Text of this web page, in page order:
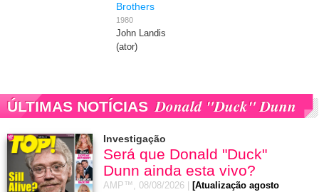
Brothers
1980
John Landis
(ator)
ÚLTIMAS NOTÍCIAS Donald "Duck" Dunn
Investigação
Será que Donald "Duck"
Dunn ainda esta vivo?
AMP™, 08/08/2026
[Atualização agosto